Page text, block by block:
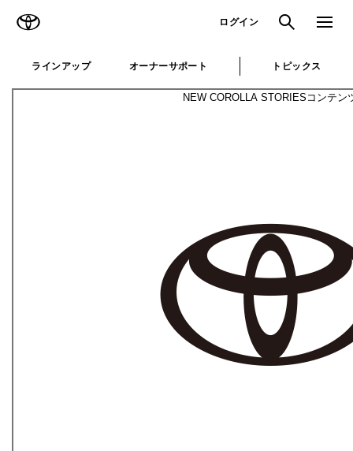
ログイン 検索 メニュ
ラインアップ オーナーサポート トピックス
NEW COROLLA STORIES